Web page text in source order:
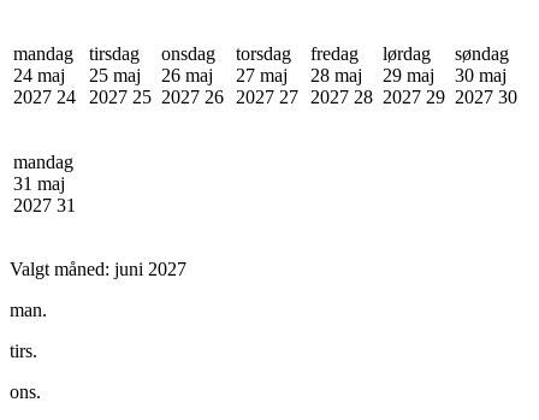
mandag
24 maj
2027 24
tirsdag
25 maj
2027 25
onsdag
26 maj
2027 26
torsdag
27 maj
2027 27
fredag
28 maj
2027 28
lørdag
29 maj
2027 29
søndag
30 maj
2027 30
mandag
31 maj
2027 31
Valgt måned: juni 2027
man.
tirs.
ons.